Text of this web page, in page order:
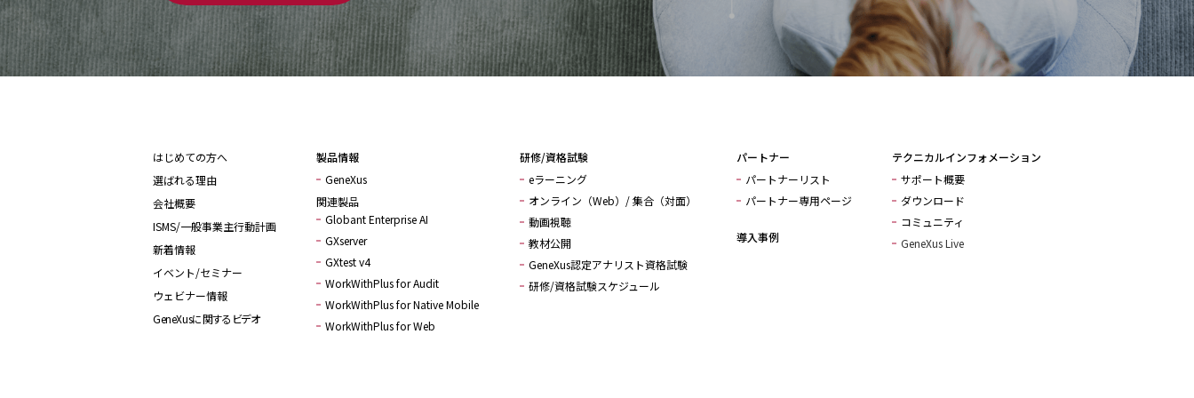
はじめての方へ
選ばれる理由
会社概要
ISMS/一般事業主行動計画
新着情報
イベント/セミナー
ウェビナー情報
GeneXusに関するビデオ
製品情報
GeneXus
関連製品
Globant Enterprise AI
GXserver
GXtest v4
WorkWithPlus for Audit
WorkWithPlus for Native Mobile
WorkWithPlus for Web
研修/資格試験
eラーニング
オンライン（Web）/ 集合（対面）
動画視聴
教材公開
GeneXus認定アナリスト資格試験
研修/資格試験スケジュール
パートナー
パートナーリスト
パートナー専用ページ
導入事例
テクニカルインフォメーション
サポート概要
ダウンロード
コミュニティ
GeneXus Live